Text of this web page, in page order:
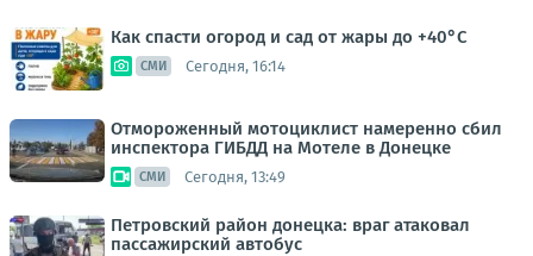
Как спасти огород и сад от жары до +40°C
СМИ Сегодня, 16:14
Отмороженный мотоциклист намеренно сбил
инспектора ГИБДД на Мотеле в Донецке
СМИ Сегодня, 13:49
Петровский район донецка: враг атаковал
пассажирский автобус